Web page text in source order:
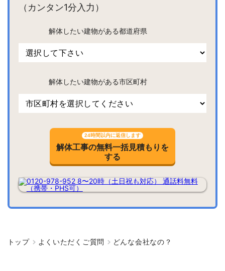
（カンタン1分入力）
解体したい建物がある都道府県
解体したい建物がある市区町村
24時間以内に返信します
解体工事の無料一括見積もりを
する
トップ よくいただくご質問 どんな会社なの？